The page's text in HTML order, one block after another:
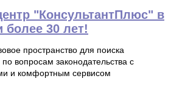
"КонсультантПлюс" в
более 30 лет!
пространство для поиска
вопросам законодательства с
и комфортным сервисом